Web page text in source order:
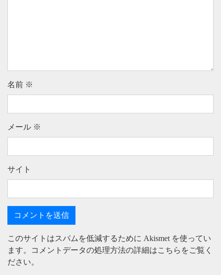
名前 ※
メール ※
サイト
このサイトはスパムを低減するために Akismet を使ってい
ます。
コメントデータの処理方法の詳細はこちらをご覧く
ださい。